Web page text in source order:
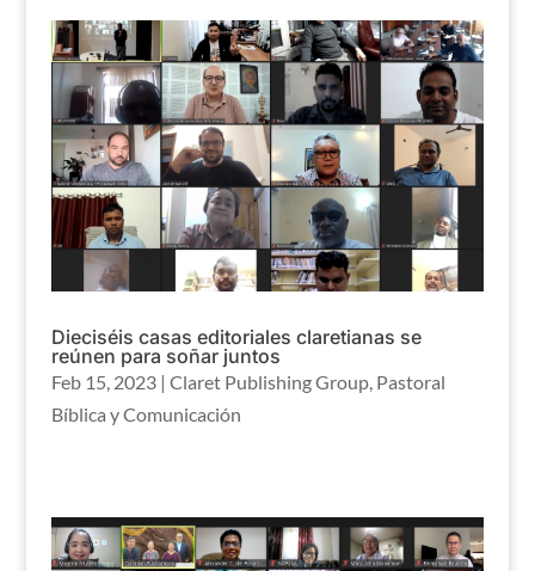
Dieciséis casas editoriales claretianas se
reúnen para soñar juntos
Feb 15, 2023| Claret Publishing Group, Pastoral
Bíblica y Comunicación